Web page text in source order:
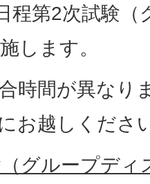
程第2次試験（
します。
時間が異なり
お越しくださ
グループディ